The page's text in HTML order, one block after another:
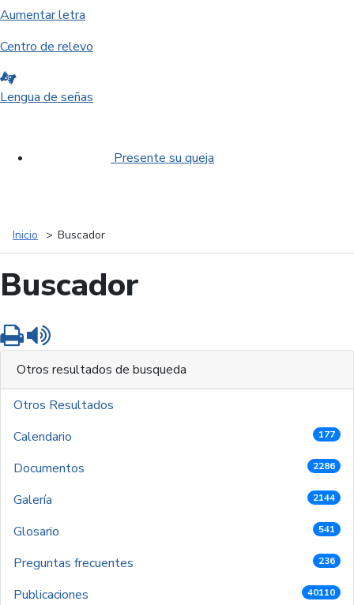
Aumentar letra
Centro de relevo
Lengua de señas
Presente su queja
Inicio Buscador
Buscador
Imprimir
Otros resultados de busqueda
Otros Resultados
Calendario
177
Documentos 2286
Galería 2144
Glosario 541
Preguntas frecuentes 236
Publicaciones 40110